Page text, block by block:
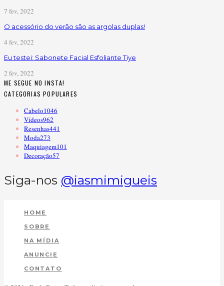
7 fev, 2022
O acessório do verão são as argolas duplas!
4 fev, 2022
Eu testei: Sabonete Facial Esfoliante Tiye
2 fev, 2022
ME SEGUE NO INSTA!
CATEGORIAS POPULARES
Cabelo1046
Vídeos962
Resenhas441
Moda273
Maquiagem101
Decoração57
Siga-nos @iasmimigueis
HOME
SOBRE
NA MÍDIA
ANUNCIE
CONTATO